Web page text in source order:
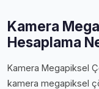
Kamera
Hesaplama
Kamera Megapiksel
kamera megapiksel